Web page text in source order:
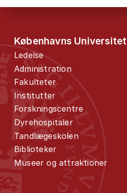
Københavns Universitet
Ledelse
Administration
Fakulteter
Institutter
Forskningscentre
Dyrehospitaler
Tandlægeskolen
Biblioteker
Museer og attraktioner